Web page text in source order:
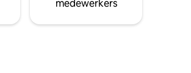
medewerkers